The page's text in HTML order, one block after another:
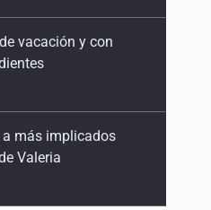
más implicados
Valeria
Zapopan a
de paquetes